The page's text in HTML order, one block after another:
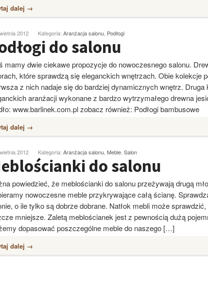
dalej →
2012 Kategoria: Aranżacja salonu Podłogi
do salonu
mamy dwie ciekawe propozycje do nowoczesnego salonu.
które sprawdzą się eleganckich wnętrzach. Obie kolekcje
z nich nadaje się do bardziej dynamicznych wnętrz. Druga
aranżacji wykonane z bardzo wytrzymałego drewna
www.barlinek.com.pl zobacz również: Podłogi bambusowe
dalej →
2012 Kategoria: Aranżacja salonu Meble Salon
do salonu
powiedzieć, że meblościanki do salonu przeżywają drugą
nowoczesne meble przykrywające całą ścianę.
o ile tylko są dobrze dobrane. Natłok mebli może
mniejsze. Zaletą meblościanek jest z pewnością dużą
dopasować poszczególne meble do naszego […]
dalej →